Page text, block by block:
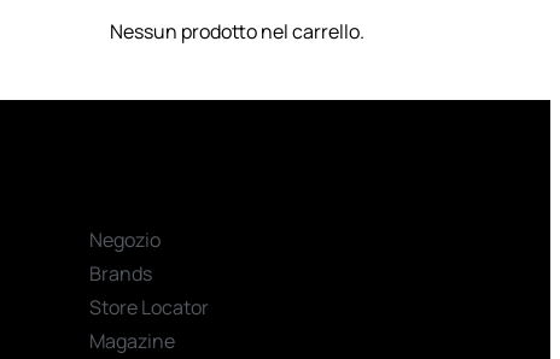
Nessun prodotto nel carrello.
Negozio
Brands
Store Locator
Magazine